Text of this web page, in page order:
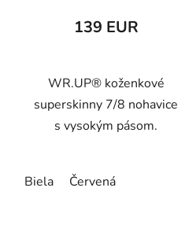
139 EUR
WR.UP® koženkové
superskinny 7/8 nohavice
s vysokým pásom.
Biela Červená